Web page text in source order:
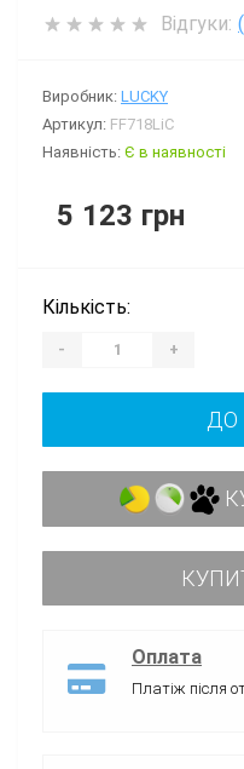
Відгуки:
Виробник: LUCKY
Артикул: FF718LiC
Наявність: Є в наявності
5 123 грн
Кількість:
- +
ДО
Оплата
Платіж після